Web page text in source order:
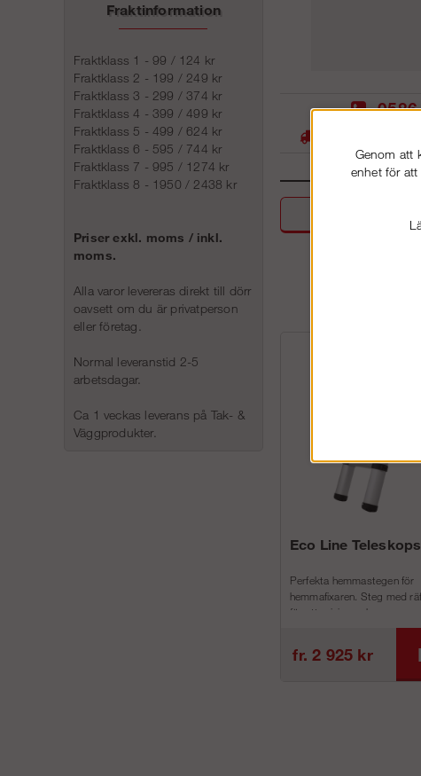
Fraktinformation
Fraktklass 1 - 99 / 124 kr
Fraktklass 2 - 199 / 249 kr
Fraktklass 3 - 299 / 374 kr
Fraktklass 4 - 399 / 499 kr
Fraktklass 5 - 499 / 624 kr
Fraktklass 6 - 595 / 744 kr
Fraktklass 7 - 995 / 1274 kr
Fraktklass 8 - 1950 / 2438 kr
Priser exkl. moms / inkl.
moms.
Alla varor levereras direkt till dörr
oavsett om du är privatperson
eller företag.
Normal leveranstid 2-5
arbetsdagar.
Ca 1 veckas leverans på Tak- &
Väggprodukter.
Eco Line
Perfekta hemmastegen för
hemmafixaren. Steg med
för att minimera h...
fr. 2 925 kr
Genom att
enhet för att